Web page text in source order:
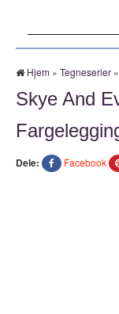
Hjem » Tegneserier »
Skye And
Dele: Facebook